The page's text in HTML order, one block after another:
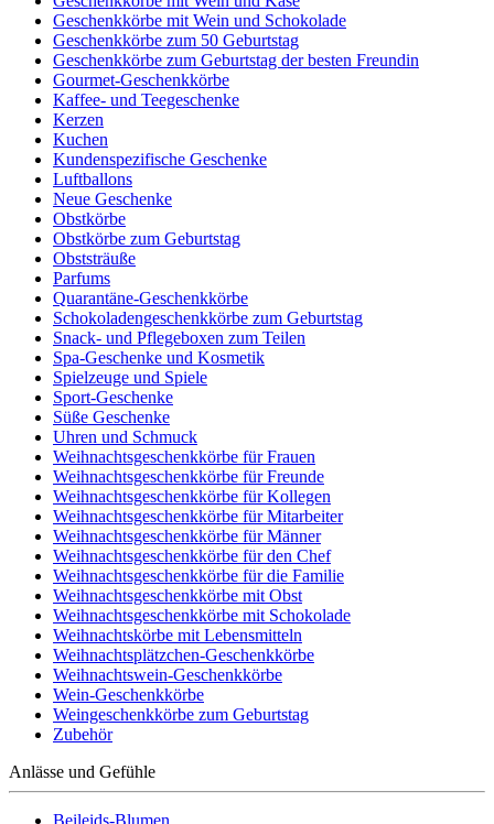
Geschenkkörbe mit Wein und Schokolade
Geschenkkörbe zum 50 Geburtstag
Geschenkkörbe zum Geburtstag der besten Freundin
Gourmet-Geschenkkörbe
Kaffee- und Teegeschenke
Kerzen
Kuchen
Kundenspezifische Geschenke
Luftballons
Neue Geschenke
Obstkörbe
Obstkörbe zum Geburtstag
Obststräuße
Parfums
Quarantäne-Geschenkkörbe
Schokoladengeschenkkörbe zum Geburtstag
Snack- und Pflegeboxen zum Teilen
Spa-Geschenke und Kosmetik
Spielzeuge und Spiele
Sport-Geschenke
Süße Geschenke
Uhren und Schmuck
Weihnachtsgeschenkkörbe für Frauen
Weihnachtsgeschenkkörbe für Freunde
Weihnachtsgeschenkkörbe für Kollegen
Weihnachtsgeschenkkörbe für Mitarbeiter
Weihnachtsgeschenkkörbe für Männer
Weihnachtsgeschenkkörbe für den Chef
Weihnachtsgeschenkkörbe für die Familie
Weihnachtsgeschenkkörbe mit Obst
Weihnachtsgeschenkkörbe mit Schokolade
Weihnachtskörbe mit Lebensmitteln
Weihnachtsplätzchen-Geschenkkörbe
Weihnachtswein-Geschenkkörbe
Wein-Geschenkkörbe
Weingeschenkkörbe zum Geburtstag
Zubehör
Anlässe und Gefühle
Beileids-Blumen